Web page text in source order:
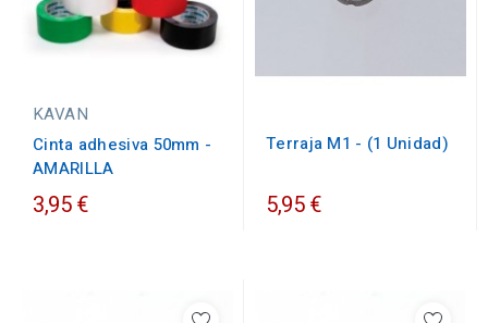
KAVAN
Cinta adhesiva 50mm -
AMARILLA
3,95 €
Terraja M1 - (1 Unidad)
5,95 €